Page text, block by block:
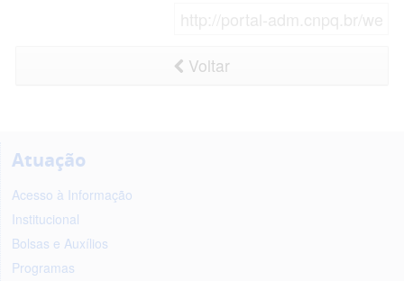
Voltar
Atuação
Acesso à Informação
Institucional
Bolsas e Auxílios
Programas